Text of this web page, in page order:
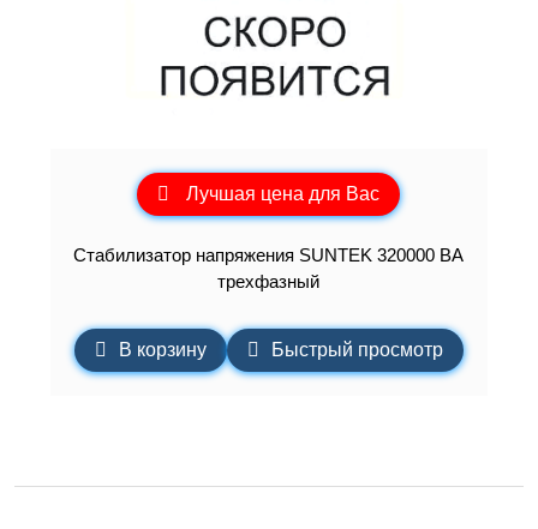
Лучшая цена для Вас
Стабилизатор напряжения SUNTEK 320000 ВА
трехфазный
В корзину Быстрый просмотр